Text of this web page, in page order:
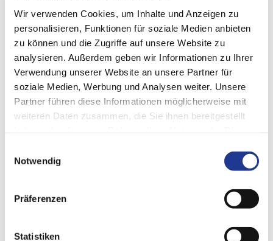
Wir verwenden Cookies, um Inhalte und Anzeigen zu
personalisieren, Funktionen für soziale Medien anbieten
zu können und die Zugriffe auf unsere Website zu
analysieren. Außerdem geben wir Informationen zu Ihrer
Verwendung unserer Website an unsere Partner für
soziale Medien, Werbung und Analysen weiter. Unsere
Partner führen diese Informationen möglicherweise mit
weiteren Daten zusammen, die Sie ihnen bereitgestellt
Notwendig
Präferenzen
Statistiken
DIE VERTIKALE PICK-UP-DREHMASCHINE MIT ZWEI
ARBEITSRÄUMEN FÜR MITTLERE UND GROSSE SERIEN
PVSL N1 - N3
Werkstückhöhe max: 280 mm| 11 in
Werkstück-Ø max.:450 mm| 17 in